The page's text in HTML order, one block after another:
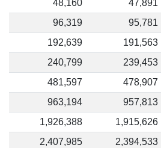
47,891
48,160
95,781
96,319
191,563
192,639
239,453
240,799
478,907
481,597
957,813
963,194
1,915,626
1,926,388
2,394,533
2,407,985